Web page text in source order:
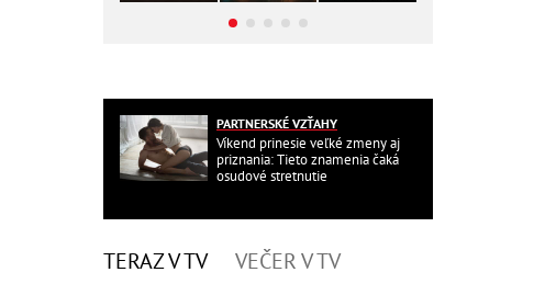
PARTNERSKÉ VZŤAHY
Víkend prinesie veľké zmeny aj
priznania: Tieto znamenia čaká
osudové stretnutie
TERAZ V TV VEČER V TV